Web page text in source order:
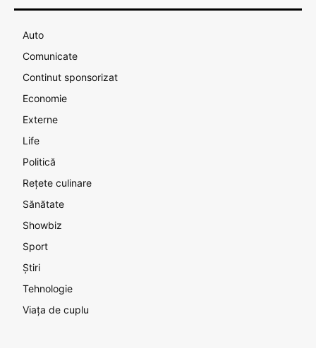
Auto
Comunicate
Continut sponsorizat
Economie
Externe
Life
Politică
Rețete culinare
Sănătate
Showbiz
Sport
Știri
Tehnologie
Viața de cuplu